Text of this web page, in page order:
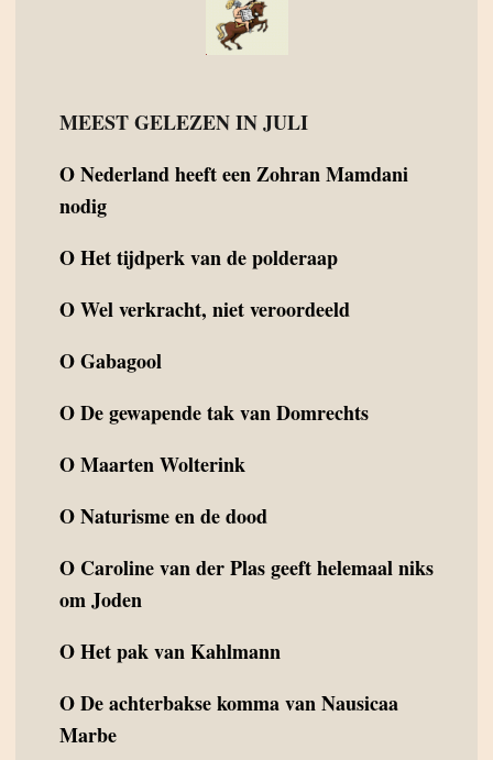
MEEST GELEZEN IN JULI
ONederland heeft een Zohran Mamdani
nodig
OHet tijdperk van de polderaap
OWel verkracht, niet veroordeeld
OGabagool
ODe gewapende tak van Domrechts
OMaarten Wolterink
ONaturisme en de dood
O Caroline van der Plas geeft helemaal niks
om Joden
OHet pak van Kahlmann
ODe achterbakse komma van Nausicaa
Marbe